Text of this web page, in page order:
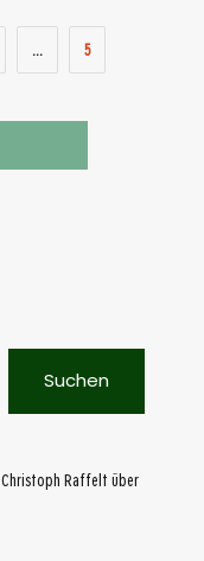
… 5
Suchen
Christoph Raffelt über